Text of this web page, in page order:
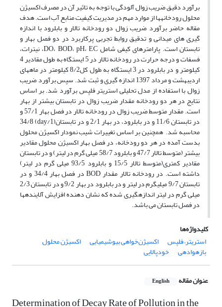
برآورد دقیق ضریب زوال آلودگی با توجه به تاثیر آن در مصرف اکسیژن
محلول رودخانه­ها از موارد مهم در مدیریت کیفیت منابع آب است. هدف
مقاله حاضر برآورد ضریب زوال دو رودخانه تالار و بابلرود با اندازه
گیری های میدانی و تدقیق روابط تجربی پرکاربرد در دو فصل بهار و
تابستان است. پارامترهای کیفی شامل DO، BOD، pH، EC، نیترات،
فسفات و درجه حرارت در رودخانه تالار در 5 ایستگاه به طول مقادیر 4
کیلومتر و در بابلرود در 3 ایستگاه به طول کل8/2 کیلومتر در ماههای
اردیبهشت و مرداد 1397 اندازه گیری و ثبت شد. سپس برآورد ضریب
زوال با استفاده از مدل تحلیلی استریتر فلپس برآورد شد. بر اساس
نتایج در هر دو رودخانه مقدار ضریب زوال در تابستان بیشتر از بهار
است. مقدار متوسط ضریب زوال در رودخانه تالار در فصل بهار 57/1 و
در تابستان 11/6 و در بابلرود، در بهار 2/1 و در تابستان(1/day) 34/8
محاسبه شد. همچنین بر اساس تغییرات شیب نمودار اکسیژن محلول
بدست آمده در هر دو رودخانه، در فصل بهار اکسیژن محلول مقادیر
بیشتر (متوسط تالار 47/7 و بابلرود 58/7 میلی گرم در لیتر) و در تابستان
مقادیر کمتری(متوسط تالار 15/5 و بابلرود 93/5 میلی گرم در لیتر)
داشته است. در رودخانه تالار مقدار BOD در فصل بهار 34/4 و در
تابستان 9/7 میلی­گرم در لیتر و در بابلرود در بهار 9/2 و در تابستان 2/3
میلی گرم در لیتر اندازه­گیری شده که نشان دهنده افزایش آلاینده­ها
در فصل تابستان می باشد.
کلیدواژه‌ها
استریتر– فلپس
اکسیژن‌خواهی بیوشیمیایی اکسیژن محلول
بازهوادهی خودپالایی
عنوان مقاله English
Determination of Decay Rate of Pollution in the